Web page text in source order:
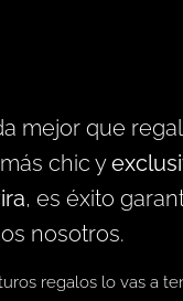
mejor que
chic y
, es éxito
nosotros.
regalos lo vas a